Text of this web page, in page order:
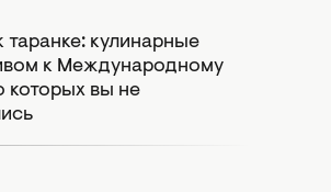
таранке: кулинарные
к Международному
которых вы не